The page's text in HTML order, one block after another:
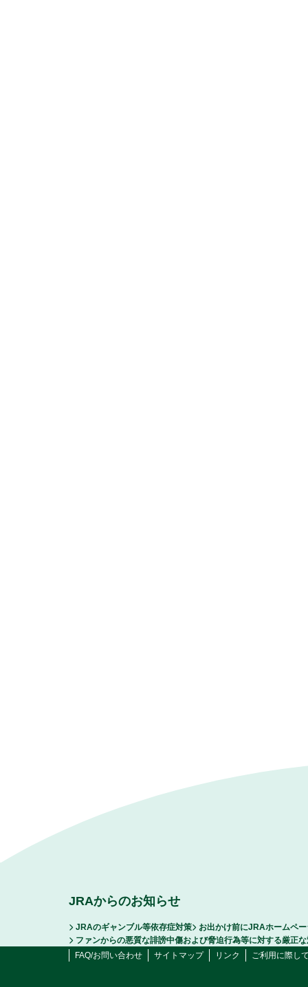
JRAからのお知らせ
JRAのギャンブル等依存症対策
お出かけ前にJRAホームペ
ファンからの悪質な誹謗中傷および脅迫行為等に対する厳正
FAQ/お問い合わせ
サイトマップ リンク ご利用に際し